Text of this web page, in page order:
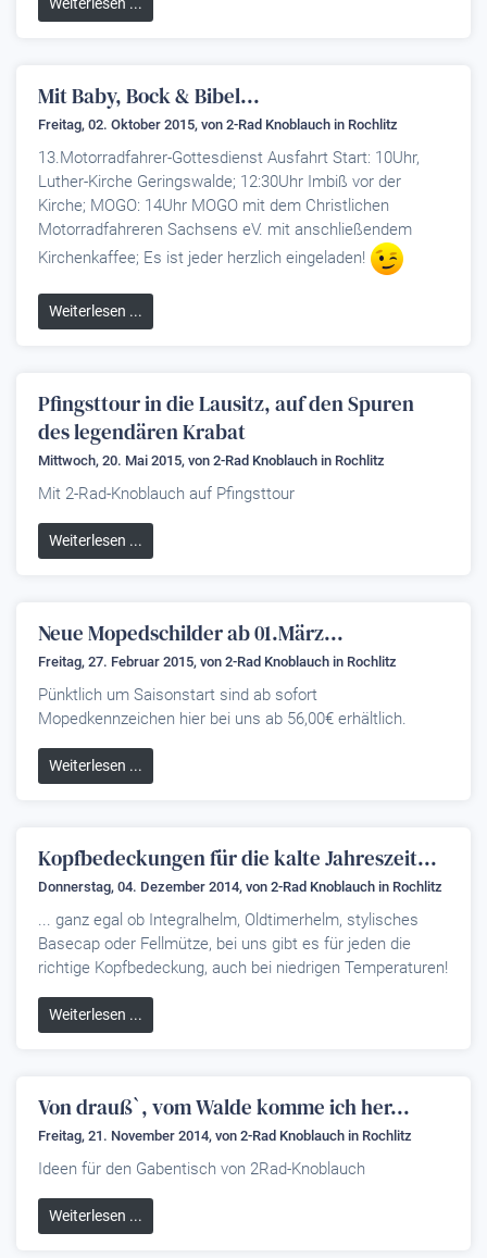
Mit Baby, Bock & Bibel...
Freitag, 02. Oktober 2015, von 2-Rad Knoblauch in Rochlitz
13.Motorradfahrer-Gottesdienst Ausfahrt Start: 10Uhr,
Luther-Kirche Geringswalde; 12:30Uhr Imbiß vor der
Kirche; MOGO: 14Uhr MOGO mit dem Christlichen
Motorradfahreren Sachsens eV. mit anschließendem
Kirchenkaffee; Es ist jeder herzlich eingeladen!
Weiterlesen ...
Pfingsttour in die Lausitz, auf den Spuren
des legendären Krabat
Mittwoch, 20. Mai 2015, von 2-Rad Knoblauch in Rochlitz
Mit 2-Rad-Knoblauch auf Pfingsttour
Weiterlesen ...
Neue Mopedschilder ab 01.März...
Freitag, 27. Februar 2015, von 2-Rad Knoblauch in Rochlitz
Pünktlich um Saisonstart sind ab sofort
Mopedkennzeichen hier bei uns ab 56,00€ erhältlich.
Weiterlesen ...
Kopfbedeckungen für die kalte Jahreszeit...
Donnerstag, 04. Dezember 2014, von 2-Rad Knoblauch in Rochlitz
... ganz egal ob Integralhelm, Oldtimerhelm, stylisches
Basecap oder Fellmütze, bei uns gibt es für jeden die
richtige Kopfbedeckung, auch bei niedrigen Temperaturen!
Weiterlesen ...
Von drauß`, vom Walde komme ich her...
Freitag, 21. November 2014, von 2-Rad Knoblauch in Rochlitz
Ideen für den Gabentisch von 2Rad-Knoblauch
Weiterlesen ...